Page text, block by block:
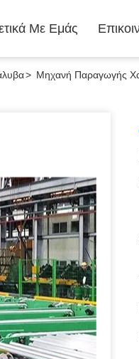
Με Εμάς
> Μηχανή Παραγωγής